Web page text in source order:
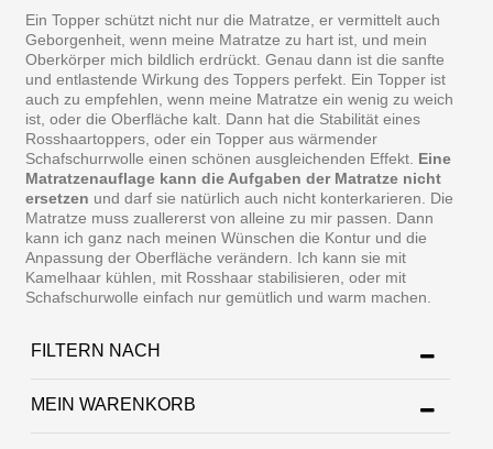
Ein Topper schützt nicht nur die Matratze, er vermittelt auch
Geborgenheit, wenn meine Matratze zu hart ist, und mein
Oberkörper mich bildlich erdrückt. Genau dann ist die sanfte
und entlastende Wirkung des Toppers perfekt. Ein Topper ist
auch zu empfehlen, wenn meine Matratze ein wenig zu weich
ist, oder die Oberfläche kalt. Dann hat die Stabilität eines
Rosshaartoppers, oder ein Topper aus wärmender
Schafschurrwolle einen schönen ausgleichenden Effekt. Eine
Matratzenauflage kann die Aufgaben der Matratze nicht
ersetzen und darf sie natürlich auch nicht konterkarieren. Die
Matratze muss zuallererst von alleine zu mir passen. Dann
kann ich ganz nach meinen Wünschen die Kontur und die
Anpassung der Oberfläche verändern. Ich kann sie mit
Kamelhaar kühlen, mit Rosshaar stabilisieren, oder mit
Schafschurwolle einfach nur gemütlich und warm machen.
FILTERN NACH
MEIN WARENKORB